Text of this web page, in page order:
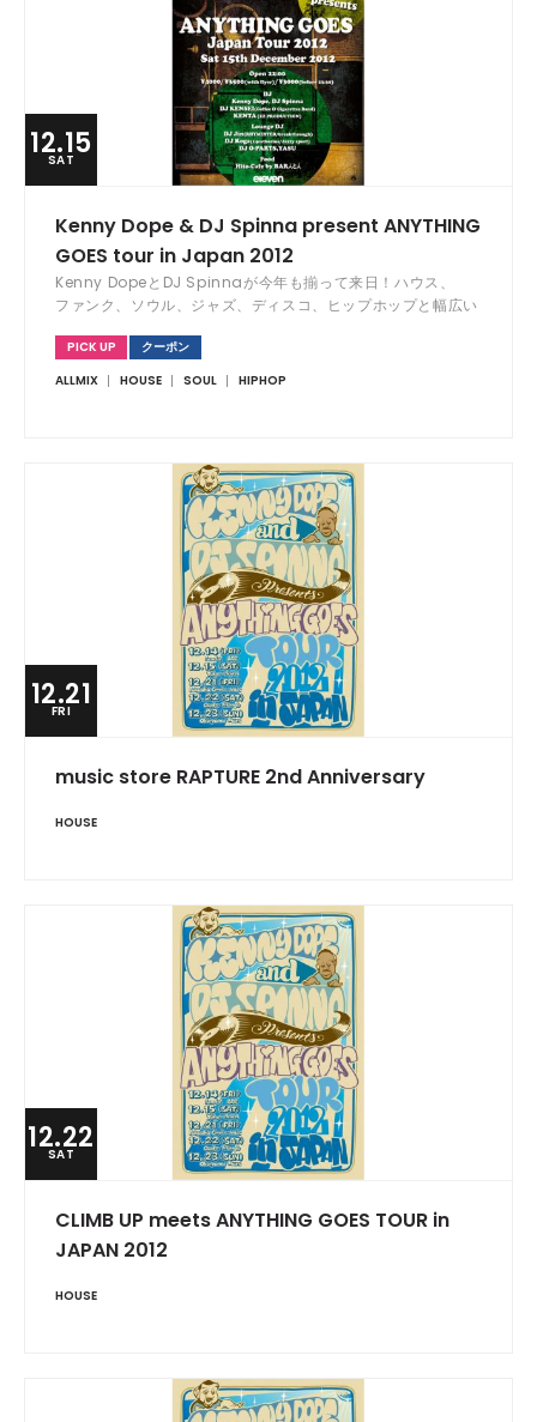
12.15
SAT
Kenny Dope & DJ Spinna present ANYTHING
GOES tour in Japan 2012
Kenny DopeとDJ Spinnaが今年も揃って来日！ハウス、
ファンク、ソウル、ジャズ、ディスコ、ヒップホップと幅広い
PICK UP
クーポン
ALLMIX
HOUSE SOUL HIPHOP
12.21
FRI
music store RAPTURE 2nd Anniversary
HOUSE
12.22
SAT
CLIMB UP meets ANYTHING GOES TOUR in
JAPAN 2012
HOUSE